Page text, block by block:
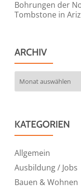
Bohrungen der
Tombstone in
ARCHIV
KATEGORIEN
Allgemein
Ausbildung / Jobs
Bauen & Wohnen